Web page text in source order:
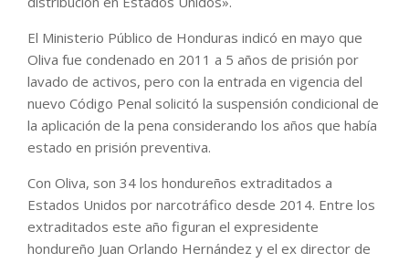
El Ministerio Público de Honduras indicó en mayo que
Oliva fue condenado en 2011 a 5 años de prisión por
lavado de activos, pero con la entrada en vigencia del
nuevo Código Penal solicitó la suspensión condicional de
la aplicación de la pena considerando los años que había
estado en prisión preventiva.
Con Oliva, son 34 los hondureños extraditados a
Estados Unidos por narcotráfico desde 2014. Entre los
extraditados este año figuran el expresidente
hondureño Juan Orlando Hernández y el ex director de